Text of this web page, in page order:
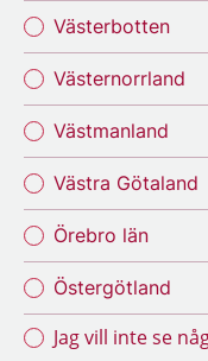
Västerbotten
Västernorrland
Västmanland
Västra Götaland
Örebro län
Östergötland
Jag vill inte se